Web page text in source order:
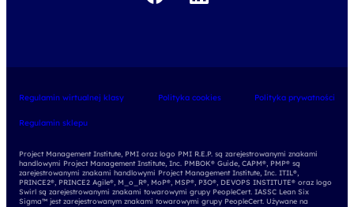
Regulamin wirtualnej klasy Polityka cookies Polityka prywatności
Regulamin sklepu
Project Management Institute, PMI oraz logo PMI R.E.P. są zarejestrowanymi znakami
handlowymi Project Management Institute, Inc. PMBOK® Guide, CAPM®, PMP® są
zarejestrowanymi znakami handlowymi Project Management Institute, Inc. ITIL®,
PRINCE2®, PRINCE2 Agile®, M_o_R®, MoP®, MSP®, P3O®, DEVOPS INSTITUTE® oraz logo
Swirl są zarejestrowanymi znakami towarowymi grupy PeopleCert. IASSC Lean Six
Sigma™ jest zarejestrowanym znakami towarowymi grupy PeopleCert. Używane na